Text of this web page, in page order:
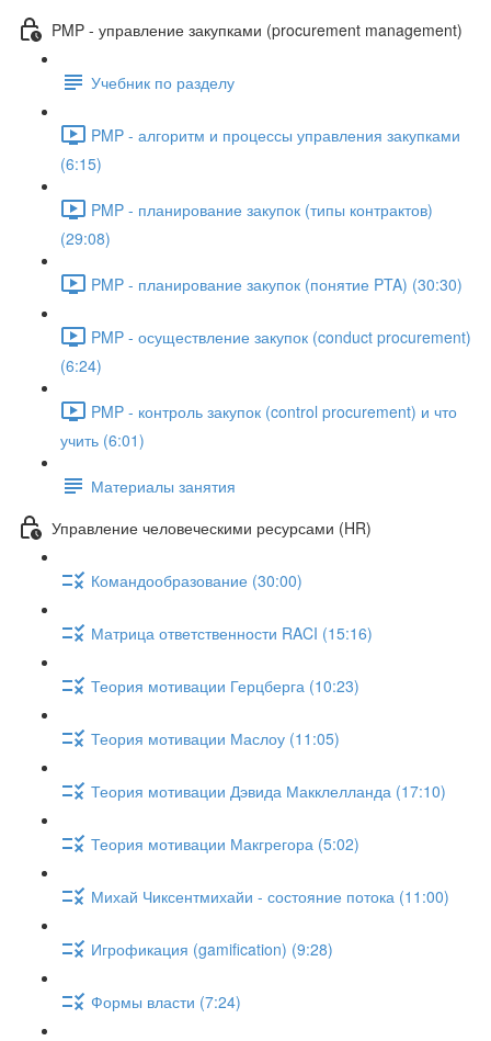
PMP - управление закупками (procurement management)
Учебник по разделу
PMP - алгоритм и процессы управления закупками
(6:15)
PMP - планирование закупок (типы контрактов)
(29:08)
PMP - планирование закупок (понятие PTA) (30:30)
PMP - осуществление закупок (conduct procurement)
(6:24)
PMP - контроль закупок (control procurement) и что
учить (6:01)
Материалы занятия
Управление человеческими ресурсами (HR)
Командообразование (30:00)
Матрица ответственности RACI (15:16)
Теория мотивации Герцберга (10:23)
Теория мотивации Маслоу (11:05)
Теория мотивации Дэвида Макклелланда (17:10)
Теория мотивации Макгрегора (5:02)
Михай Чиксентмихайи - состояние потока (11:00)
Игрофикация (gamification) (9:28)
Формы власти (7:24)